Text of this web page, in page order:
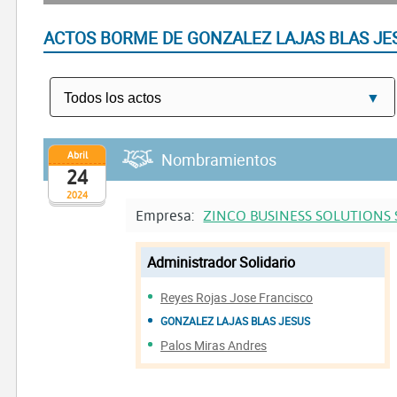
ACTOS BORME DE GONZALEZ LAJAS BLAS
2024
Abril
24
Nombramientos
Empresa: ZINCO BUSINESS SOLUTIONS
Administrador Solidario
Reyes Rojas Jose Francisco
GONZALEZ LAJAS BLAS JESUS
Palos Miras Andres